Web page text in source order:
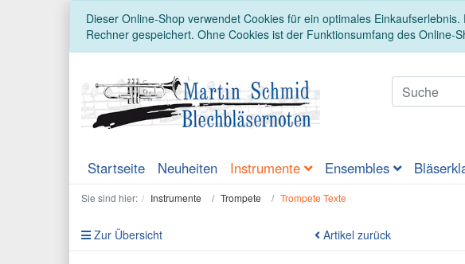
Dieser Online-Shop verwendet Cookies für ein optimales
Rechner gespeichert. Ohne Cookies ist der Funktionsumfang des Online-
Startseite Neuheiten Instrumente Ensembles
Sie sind hier: Instrumente Trompete Trompete Texte
Zur Übersicht Artikel zurück